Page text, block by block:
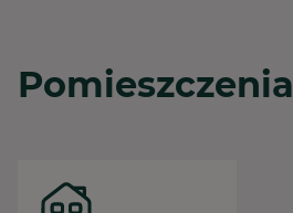
Pomieszczenia